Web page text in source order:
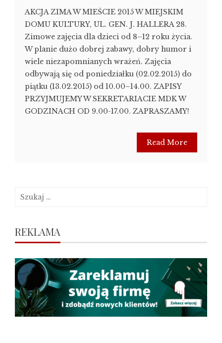
AKCJA ZIMA W MIEŚCIE 2015 W MIEJSKIM
DOMU KULTURY, UL. GEN. J. HALLERA 28.
Zimowe zajęcia dla dzieci od 8–12 roku życia.
W planie dużo dobrej zabawy, dobry humor i
wiele niezapomnianych wrażeń. Zajęcia
odbywają się od poniedziałku (02.02.2015) do
piątku (13.02.2015) od 10.00–14.00. ZAPISY
PRZYJMUJEMY W SEKRETARIACIE MDK W
GODZINACH OD 9.00-17.00. ZAPRASZAMY!
Read More
Szukaj:
REKLAMA